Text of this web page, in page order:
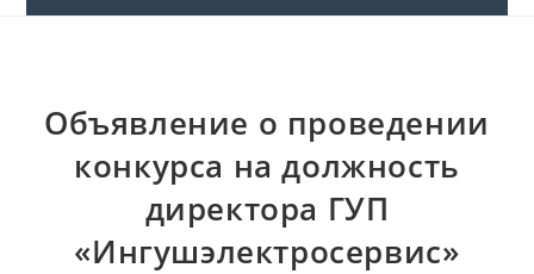
Объявление о проведении
конкурса на должность
директора ГУП
«Ингушэлектросервис»